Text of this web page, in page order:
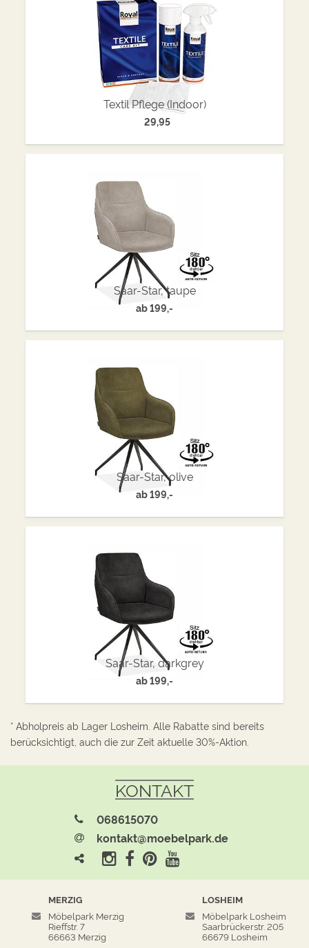
Textil Pflege (Indoor)
29,95
Saar-Star, taupe
ab199,-
Saar-Star, olive
ab199,-
Saar-Star, darkgrey
ab199,-
* Abholpreis ab Lager Losheim. Alle Rabatte sind bereits
berücksichtigt, auch die zur Zeit aktuelle 30%-Aktion.
KONTAKT
068615070
kontakt@moebelpark.de
MERZIG
Möbelpark Merzig
Rieffstr. 7
66663 Merzig
LOSHEIM
Möbelpark Losheim
Saarbrückerstr. 205
66679 Losheim